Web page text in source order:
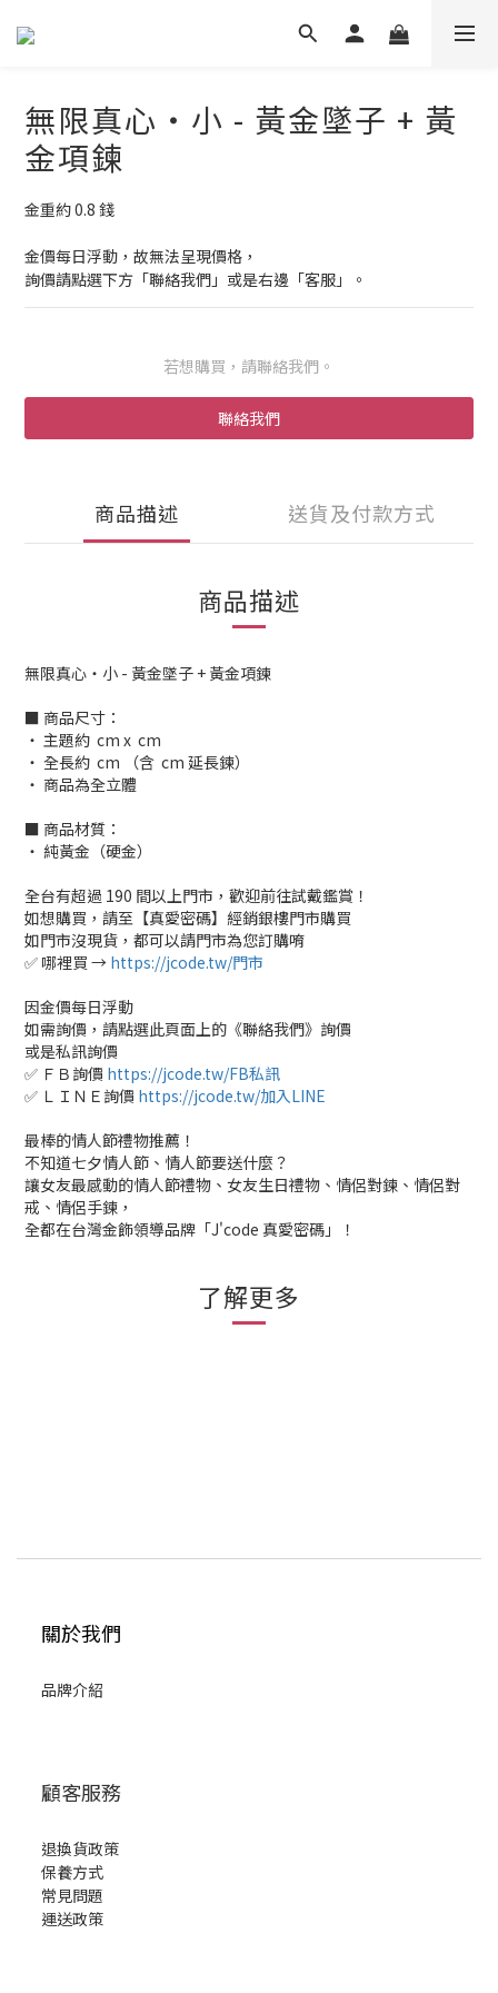
無限真心・小 - 黃金墜子 + 黃
金項鍊
金重約 0.8 錢
金價每日浮動，故無法呈現價格，
詢價請點選下方「聯絡我們」或是右邊「客服」。
若想購買，請聯絡我們。
聯絡我們
商品描述 送貨及付款方式
商品描述
無限真心・小 - 黃金墜子 + 黃金項鍊
■ 商品尺寸：
‧ 主題約 cm x cm
‧ 全長約 cm （含 cm 延長鍊）
‧ 商品為全立體
■ 商品材質：
‧ 純黃金（硬金）
全台有超過 190 間以上門市，歡迎前往試戴鑑賞！
如想購買，請至【真愛密碼】經銷銀樓門市購買
如門市沒現貨，都可以請門市為您訂購唷
✅ 哪裡買 → https://jcode.tw/門市
因金價每日浮動
如需詢價，請點選此頁面上的《聯絡我們》詢價
或是私訊詢價
✅ ＦＢ詢價 https://jcode.tw/FB私訊
✅ ＬＩＮＥ詢價 https://jcode.tw/加入LINE
最棒的情人節禮物推薦！
不知道七夕情人節、情人節要送什麼？
讓女友最感動的情人節禮物、女友生日禮物、情侶對鍊、情侶對
戒、情侶手鍊，
全都在台灣金飾領導品牌「J'code 真愛密碼」！
了解更多
關於我們
品牌介紹
顧客服務
退換貨政策
保養方式
常見問題
運送政策